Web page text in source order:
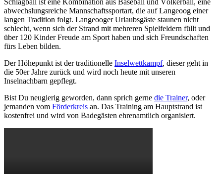
abwechslungsreiche Mannschaftssportart, die auf Langeoog einer
langen Tradition folgt. Langeooger Urlaubsgäste staunen nicht
schlecht, wenn sich der Strand mit mehreren Spielfeldern füllt und
über 120 Kinder Freude am Sport haben und sich Freundschaften
fürs Leben bilden.
Der Höhepunkt ist der traditionelle Inselwettkampf, dieser geht in
die 50er Jahre zurück und wird noch heute mit unseren
Inselnachbarn gepflegt.
Bist Du neugierig geworden, dann sprich gerne die Trainer, oder
jemanden vom Förderkreis an. Das Training am Hauptstrand ist
kostenfrei und wird von Badegästen ehrenamtlich organisiert.